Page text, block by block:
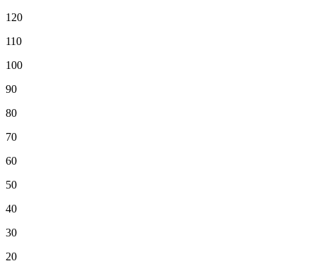
120
110
100
90
80
70
60
50
40
30
20